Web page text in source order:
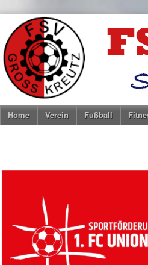
Home Verein Fußball